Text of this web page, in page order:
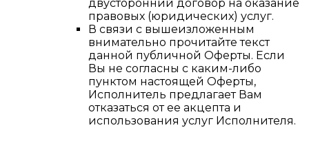
двусторонний договор на оказание
правовых (юридических) услуг.
В связи с вышеизложенным
внимательно прочитайте текст
данной публичной Оферты. Если
Вы не согласны с каким-либо
пунктом настоящей Оферты,
Исполнитель предлагает Вам
отказаться от ее акцепта и
использования услуг Исполнителя.